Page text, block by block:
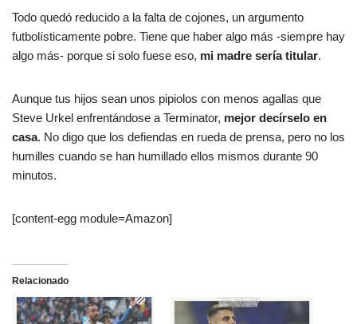
Todo quedó reducido a la falta de cojones, un argumento
futbolísticamente pobre. Tiene que haber algo más -siempre hay
algo más- porque si solo fuese eso, mi madre sería titular.
Aunque tus hijos sean unos pipiolos con menos agallas que
Steve Urkel enfrentándose a Terminator, mejor decírselo en
casa. No digo que los defiendas en rueda de prensa, pero no los
humilles cuando se han humillado ellos mismos durante 90
minutos.
[content-egg module=Amazon]
Relacionado